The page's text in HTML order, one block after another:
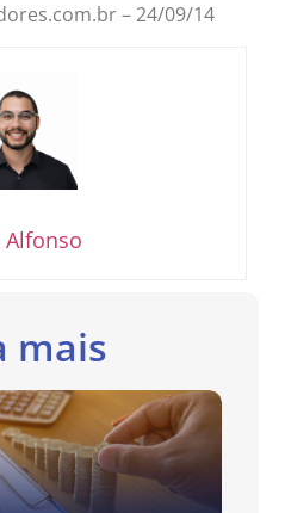
– 24/09/14
Alfonso
mais